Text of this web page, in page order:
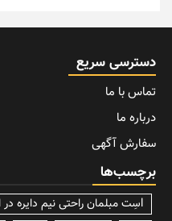
دسترسی سریع
تماس با ما
درباره ما
سفارش آگهی
برچسب‌ها
lسِت مبلمان راحتی نیم دایره در اتاق نشیمن و پذیرایی